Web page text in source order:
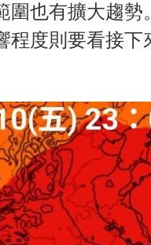
圍也有擴大趨
程度則要看接